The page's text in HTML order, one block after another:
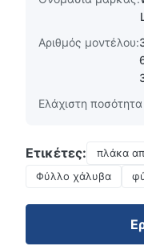
Αριθμός μοντέλου:
Ελάχιστη
Ετικέτες:
πλάκα
Φύλλο χάλυβα